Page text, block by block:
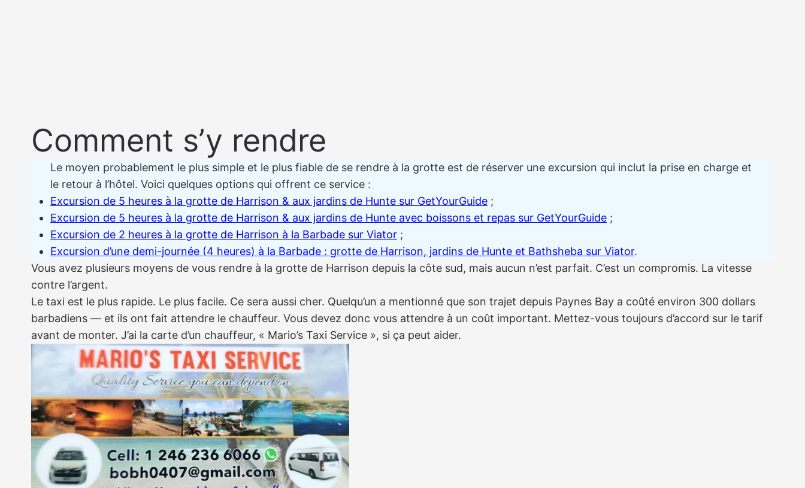
Comment s’y rendre
Le moyen probablement le plus simple et le plus fiable de se rendre à la grotte est de réserver une excursion qui inclut la prise en charge et
le retour à l’hôtel. Voici quelques options qui offrent ce service :
Excursion de 5 heures à la grotte de Harrison & aux jardins de Hunte sur GetYourGuide ;
Excursion de 5 heures à la grotte de Harrison & aux jardins de Hunte avec boissons et repas sur GetYourGuide ;
Excursion de 2 heures à la grotte de Harrison à la Barbade sur Viator ;
Excursion d’une demi-journée (4 heures) à la Barbade : grotte de Harrison, jardins de Hunte et Bathsheba sur Viator.
Vous avez plusieurs moyens de vous rendre à la grotte de Harrison depuis la côte sud, mais aucun n’est parfait. C’est un compromis. La vitesse
contre l’argent.
Le taxi est le plus rapide. Le plus facile. Ce sera aussi cher. Quelqu’un a mentionné que son trajet depuis Paynes Bay a coûté environ 300 dollars
barbadiens — et ils ont fait attendre le chauffeur. Vous devez donc vous attendre à un coût important. Mettez-vous toujours d’accord sur le tarif
avant de monter. J’ai la carte d’un chauffeur, « Mario’s Taxi Service », si ça peut aider.